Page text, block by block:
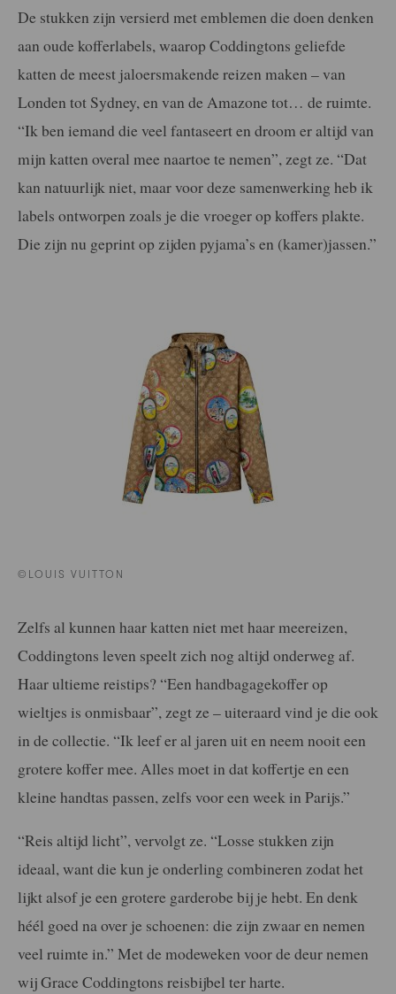
De stukken zijn versierd met emblemen die doen denken
aan oude kofferlabels, waarop Coddingtons geliefde
katten de meest jaloersmakende reizen maken – van
Londen tot Sydney, en van de Amazone tot… de ruimte.
“Ik ben iemand die veel fantaseert en droom er altijd van
mijn katten overal mee naartoe te nemen”, zegt ze. “Dat
kan natuurlijk niet, maar voor deze samenwerking heb ik
labels ontworpen zoals je die vroeger op koffers plakte.
Die zijn nu geprint op zijden pyjama’s en (kamer)jassen.”
©LOUIS VUITTON
Zelfs al kunnen haar katten niet met haar meereizen,
Coddingtons leven speelt zich nog altijd onderweg af.
Haar ultieme reistips? “Een handbagagekoffer op
wieltjes is onmisbaar”, zegt ze – uiteraard vind je die ook
in de collectie. “Ik leef er al jaren uit en neem nooit een
grotere koffer mee. Alles moet in dat koffertje en een
kleine handtas passen, zelfs voor een week in Parijs.”
“Reis altijd licht”, vervolgt ze. “Losse stukken zijn
ideaal, want die kun je onderling combineren zodat het
lijkt alsof je een grotere garderobe bij je hebt. En denk
héél goed na over je schoenen: die zijn zwaar en nemen
veel ruimte in.” Met de modeweken voor de deur nemen
wij Grace Coddingtons reisbijbel ter harte.